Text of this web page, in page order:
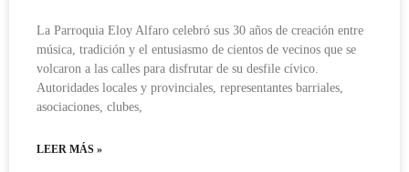
La Parroquia Eloy Alfaro celebró sus 30 años de creación entre
música, tradición y el entusiasmo de cientos de vecinos que se
volcaron a las calles para disfrutar de su desfile cívico.
Autoridades locales y provinciales, representantes barriales,
asociaciones, clubes,
LEER MÁS »